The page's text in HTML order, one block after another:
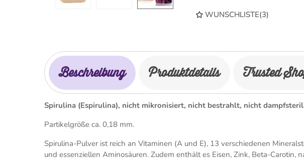
WUNSCHLISTE(3)
Beschreibung Produktdetails Trusted
Spirulina (Espirulina), nicht mikronisiert, nicht bestrahlt, nicht
Partikelgröße ca. 0,18 mm.
Spirulina-Pulver ist reich an Vitaminen (A und E), 13 verschiedenen
und essenziellen Aminosäuren. Zudem enthält es Eisen, Zink, Beta-Carotin,